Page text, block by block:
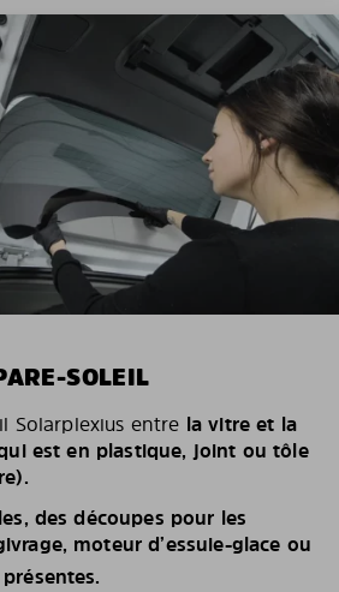
SOLEIL
Solarplexius entre la vitre et la
est en plastique, joint ou tôle
des découpes pour les
moteur d’essuie-glace ou